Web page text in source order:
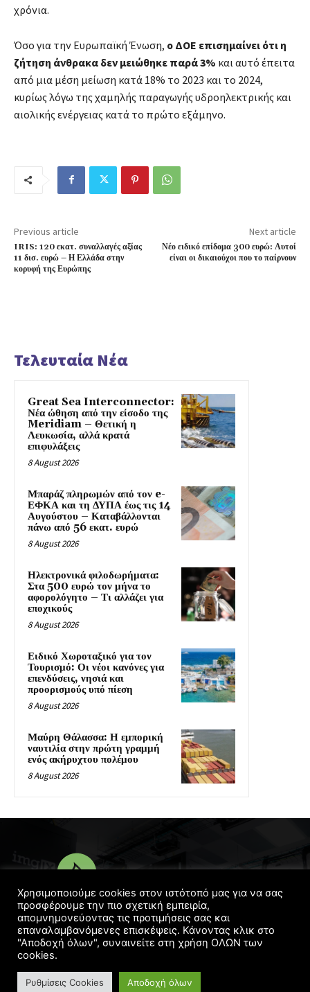
χρόνια.
Όσο για την Ευρωπαϊκή Ένωση, ο ΔΟΕ επισημαίνει ότι η
ζήτηση άνθρακα δεν μειώθηκε παρά 3% και αυτό έπειτα
από μια μέση μείωση κατά 18% το 2023 και το 2024,
κυρίως λόγω της χαμηλής παραγωγής υδροηλεκτρικής και
αιολικής ενέργειας κατά το πρώτο εξάμηνο.
Previous article
IRIS: 120 εκατ. συναλλαγές αξίας
11 δισ. ευρώ – Η Ελλάδα στην
κορυφή της Ευρώπης
Next article
Νέο ειδικό επίδομα 300 ευρώ: Αυτοί
είναι οι δικαιούχοι που το παίρνουν
Τελευταία Νέα
Great Sea Interconnector:
Νέα ώθηση από την είσοδο της
Meridiam – Θετική η
Λευκωσία, αλλά κρατά
επιφυλάξεις
8 August 2026
Μπαράζ πληρωμών από τον e-
ΕΦΚΑ και τη ΔΥΠΑ έως τις 14
Αυγούστου – Καταβάλλονται
πάνω από 56 εκατ. ευρώ
8 August 2026
Ηλεκτρονικά φιλοδωρήματα:
Στα 500 ευρώ τον μήνα το
αφορολόγητο – Τι αλλάζει για
εποχικούς
8 August 2026
Ειδικό Χωροταξικό για τον
Τουρισμό: Οι νέοι κανόνες για
επενδύσεις, νησιά και
προορισμούς υπό πίεση
8 August 2026
Μαύρη Θάλασσα: Η εμπορική
ναυτιλία στην πρώτη γραμμή
ενός ακήρυχτου πολέμου
8 August 2026
© Copyright 2016 - 2022 | DesignedGeorgelaskos.com
Χρησιμοποιούμε cookies στον ιστότοπό μας για να σας
προσφέρουμε την πιο σχετική εμπειρία,
απομνημονεύοντας τις προτιμήσεις σας και
επαναλαμβανόμενες επισκέψεις. Κάνοντας κλικ στο
"Αποδοχή όλων", συναινείτε στη χρήση ΟΛΩΝ των
cookies.
Ρυθμίσεις Cookies Αποδοχή όλων